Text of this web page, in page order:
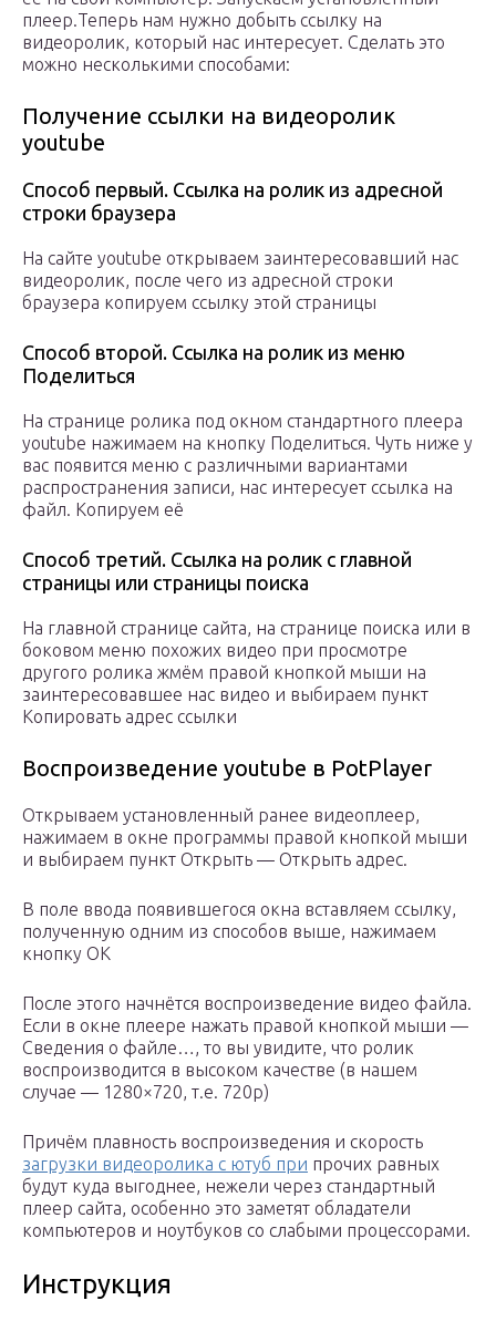
плеер.Теперь нам нужно добыть ссылку на
видеоролик, который нас интересует. Сделать это
можно несколькими способами:
Получение ссылки на видеоролик
youtube
Способ первый. Ссылка на ролик из адресной
строки браузера
На сайте youtube открываем заинтересовавший нас
видеоролик, после чего из адресной строки
браузера копируем ссылку этой страницы
Способ второй. Ссылка на ролик из меню
Поделиться
На странице ролика под окном стандартного плеера
youtube нажимаем на кнопку Поделиться. Чуть ниже у
вас появится меню с различными вариантами
распространения записи, нас интересует ссылка на
файл. Копируем её
Способ третий. Ссылка на ролик с главной
страницы или страницы поиска
На главной странице сайта, на странице поиска или в
боковом меню похожих видео при просмотре
другого ролика жмём правой кнопкой мыши на
заинтересовавшее нас видео и выбираем пункт
Копировать адрес ссылки
Воспроизведение youtube в PotPlayer
Открываем установленный ранее видеоплеер,
нажимаем в окне программы правой кнопкой мыши
и выбираем пункт Открыть — Открыть адрес.
В поле ввода появившегося окна вставляем ссылку,
полученную одним из способов выше, нажимаем
кнопку ОК
После этого начнётся воспроизведение видео файла.
Если в окне плеере нажать правой кнопкой мыши —
Сведения о файле…, то вы увидите, что ролик
воспроизводится в высоком качестве (в нашем
случае — 1280×720, т.е. 720p)
Причём плавность воспроизведения и скорость
загрузки видеоролика с ютуб при прочих равных
будут куда выгоднее, нежели через стандартный
плеер сайта, особенно это заметят обладатели
компьютеров и ноутбуков со слабыми процессорами.
Инструкция